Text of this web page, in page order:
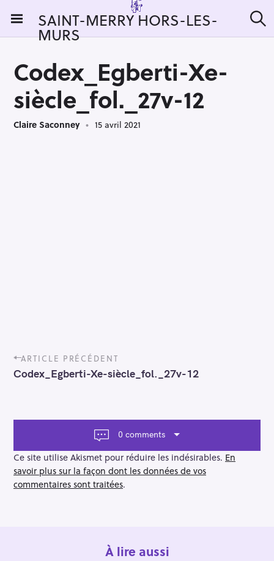
i
SAINT-MERRY HORS-LES-
MURS e
Codex_Egberti-Xe-
siècle_fol._27v-12
Claire Saconney 15 avril 2021
P
o
s
a
g
a
t
i
ARTICLE PRÉCÉDENT
Codex_Egberti-Xe-siècle_fol._27v-12
0 comments
Ce site utilise Akismet pour réduire les indésirables. En
savoir plus sur la façon dont les données de vos
commentaires sont traitées.
À lire aussi